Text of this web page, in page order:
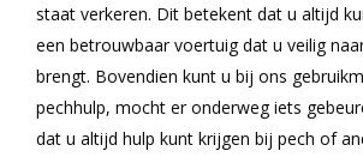
staat verkeren. Dit betekent dat u altijd
een betrouwbaar voertuig dat u veilig
brengt. Bovendien kunt u bij ons
pechhulp, mocht er onderweg iets
dat u altijd hulp kunt krijgen bij pech of